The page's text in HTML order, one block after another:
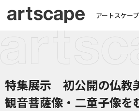
アートスケー
特集展示 初公開の仏教
観音菩薩像・二童子像